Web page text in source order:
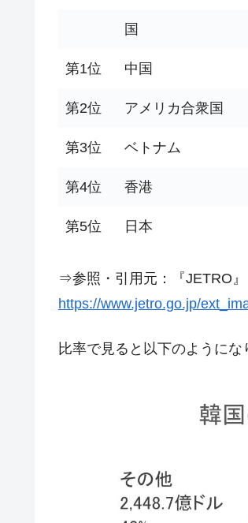
ドを掲げる「在韓反米勢力」
『Money1』 韓国『国民年金公
『Money1』 韓国政府「ニセＫ-
『Money1』
米国下院「韓国
する差別。許してはおかぬ
『Money1』 韓国半導体『SKハ
【速報】韓国株
IT産業は人を雇用
『Money1』 韓国「株式市場が
日本の誇る海洋資源調査
国
第1位 中国
第2位 アメリカ合衆国
第3位 ベトナム
第4位 香港
第5位 日本
⇒参照・引用元：『JETRO』
https://www.jetro.go.jp/
比率で見ると以下のようにな